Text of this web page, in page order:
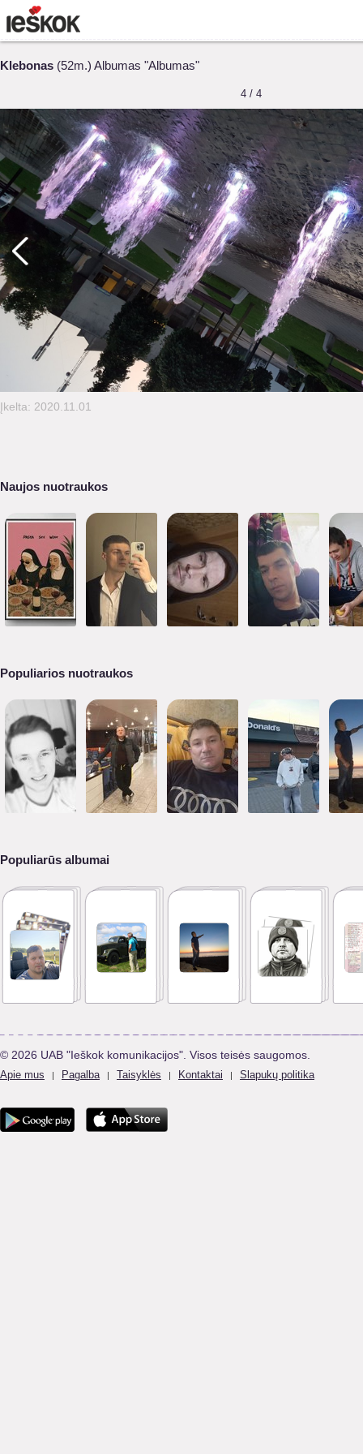
Klebonas (52m.) Albumas "Albumas"
4 / 4
Įkelta: 2020.11.01
Naujos nuotraukos
Populiarios nuotraukos
Populiarūs albumai
© 2026 UAB "Ieškok komunikacijos". Visos teisės saugomos.
Apie mus | Pagalba | Taisyklės | Kontaktai | Slapukų politika